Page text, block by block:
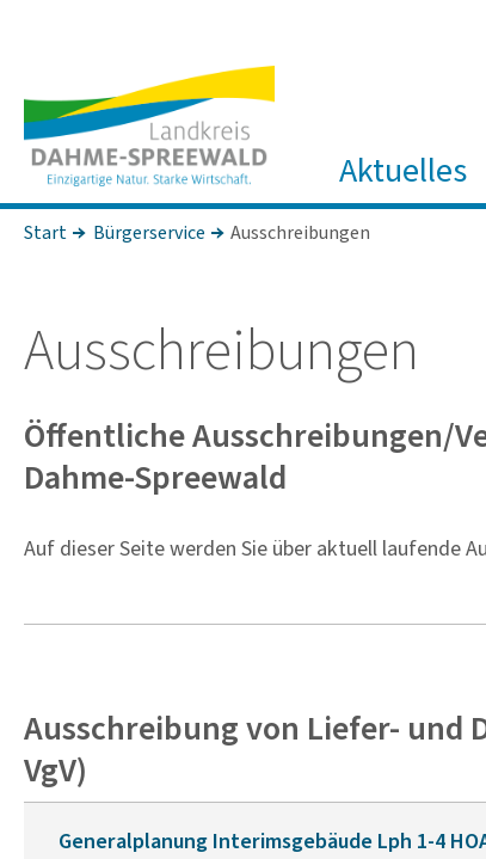
Aktuelles
Start Bürgerservice Ausschreibungen
Ausschrei­bungen
Öffent­liche Ausschrei­bungen/
Dahme-Spree­wald
Auf dieser Seite werden Sie über aktuell laufende
Ausschreibung von Liefer- und
VgV)
Generalplanung Interimsgebäude Lph 1-4